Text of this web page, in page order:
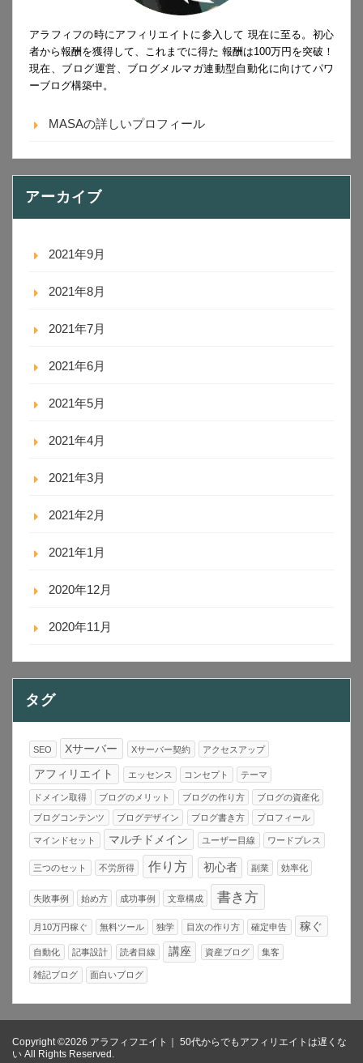
アラフィフの時にアフィリエイトに参入して 現在に至る。初心
者から報酬を獲得して、これまでに得た 報酬は100万円を突破！
現在、ブログ運営、ブログメルマガ連動型自動化に向けてパワ
ーブログ構築中。
MASAの詳しいプロフィール
アーカイブ
2021年9月
2021年8月
2021年7月
2021年6月
2021年5月
2021年4月
2021年3月
2021年2月
2021年1月
2020年12月
2020年11月
タグ
SEO Xサーバー Xサーバー契約 アクセスアップ
アフィリエイト エッセンス コンセプト テーマ
ドメイン取得 ブログのメリット ブログの作り方 ブログの資産化
ブログコンテンツ ブログデザイン ブログ書き方 プロフィール
マインドセット マルチドメイン ユーザー目線 ワードプレス
三つのセット 不労所得 作り方 初心者 副業 効率化
失敗事例 始め方 成功事例 文章構成 書き方
月10万円稼ぐ 無料ツール 独学 目次の作り方 確定申告 稼ぐ
自動化 記事設計 読者目線 講座 資産ブログ 集客
雑記ブログ 面白いブログ
Copyright ©2026 アラフィフエイト｜ 50代からでもアフィリエイトは遅くな
い All Rights Reserved.